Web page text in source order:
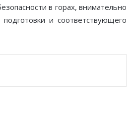
в горах, внимательно
и соответствующего